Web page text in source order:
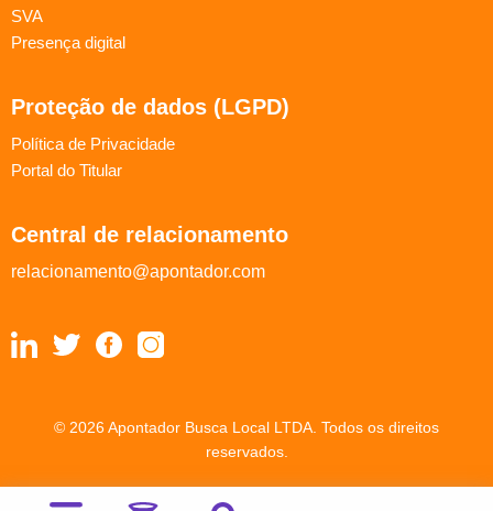
SVA
Presença digital
Proteção de dados (LGPD)
Política de Privacidade
Portal do Titular
Central de relacionamento
relacionamento@apontador.com
© 2026 Apontador Busca Local LTDA. Todos os direitos
reservados.